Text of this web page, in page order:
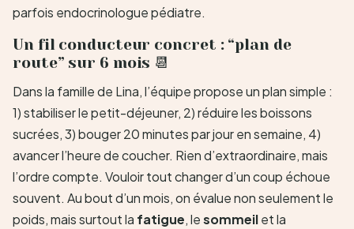
parfois endocrinologue pédiatre.
Un fil conducteur concret : “plan de
route” sur 6 mois 📆
Dans la famille de Lina, l’équipe propose un plan simple :
1) stabiliser le petit-déjeuner, 2) réduire les boissons
sucrées, 3) bouger 20 minutes par jour en semaine, 4)
avancer l’heure de coucher. Rien d’extraordinaire, mais
l’ordre compte. Vouloir tout changer d’un coup échoue
souvent. Au bout d’un mois, on évalue non seulement le
poids, mais surtout la fatigue, lesommeilet la